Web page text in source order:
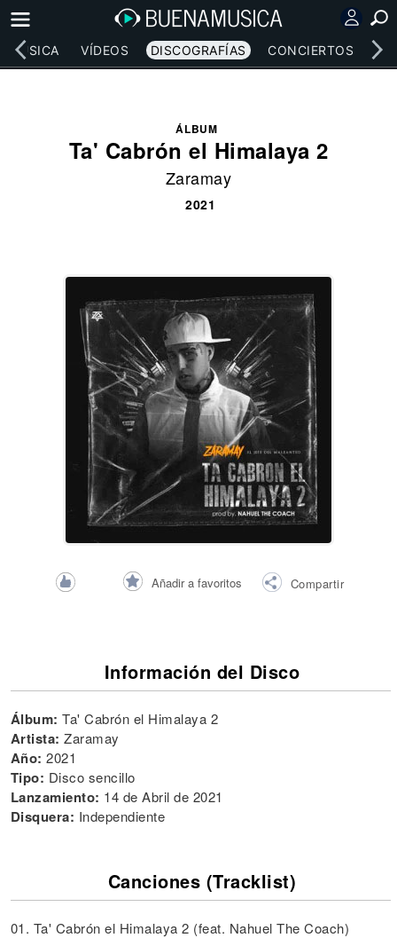
MÚSICA VÍDEOS DISCOGRAFÍAS CONCIERTOS
ÁLBUM
Ta' Cabrón el Himalaya 2
Zaramay
2021
Añadir a favoritos Compartir
Información del Disco
Álbum: Ta' Cabrón el Himalaya 2
Artista: Zaramay
Año: 2021
Tipo: Disco sencillo
Lanzamiento: 14 de Abril de 2021
Disquera: Independiente
Canciones (Tracklist)
01. Ta' Cabrón el Himalaya 2 (feat. Nahuel The Coach)